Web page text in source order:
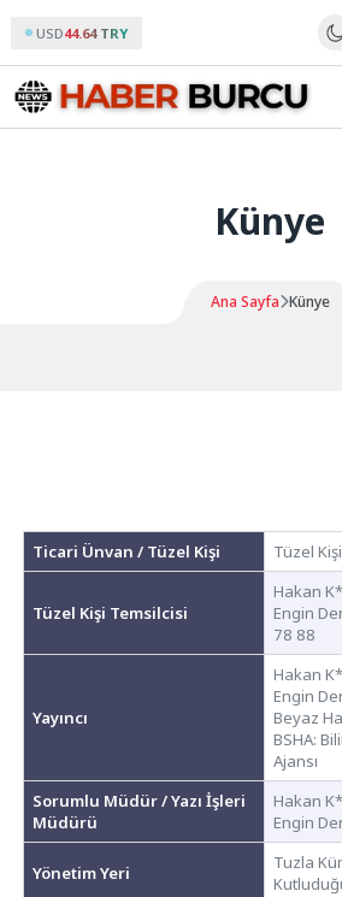
USD44.64 TRY
Künye
Ana Sayfa Künye
Ticari Ünvan / Tüzel Kişi Tüzel Kişi
Tüzel Kişi Temsilcisi
Hakan
Engin
78 88
Yayıncı
Hakan
Engin
Beyaz
BSHA:
Ajansı
Sorumlu Müdür / Yazı İşleri
Müdürü
Hakan
Engin
Yönetim Yeri
Tuzla